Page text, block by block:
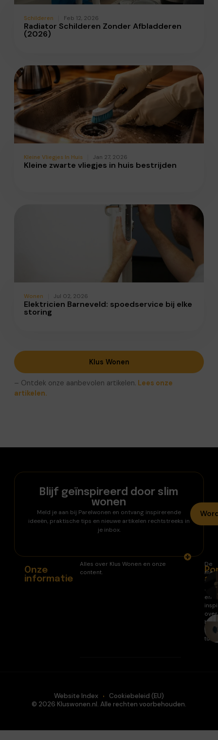
Schilderen Feb 12, 2026
Radiator Schilderen Zonder Afbladderen
(2026)
Kleine Vliegjes In Huis Jan 27, 2026
Kleine zwarte vliegjes in huis bestrijden
Wonen Jul 02, 2026
Elektricien Barneveld: spoedservice bij elke
storing
Klus Wonen
– Ontdek onze aanbevolen artikelen. Lees onze
artikelen.
Blijf geïnspireerd door slim
wonen
Meld je aan bij Parelwonen en ontvang inspirerende
ideeën, praktische tips en nieuwe artikelen rechtstreeks in
je inbox.
Onze
informatie
Alles over Klus Wonen en onze
content.
De
en
over
huis
en
tuin.
© 2026 Kluswonen.nl. Alle rechten voorbehouden.
Website Index Cookiebeleid (EU)